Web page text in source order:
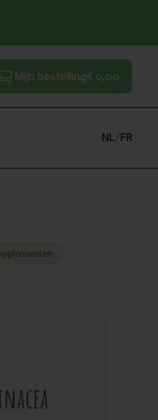
Mijn bestelling€ 0,00
NL FR